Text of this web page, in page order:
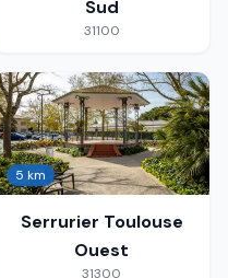
Sud
31100
5 km
Serrurier Toulouse
Ouest
31300